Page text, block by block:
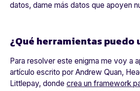
datos, dame más datos que apoyen
¿Qué herramientas puedo
Para resolver este enigma me voy a
artículo escrito por Andrew Quan,
Littlepay, donde crea un framework